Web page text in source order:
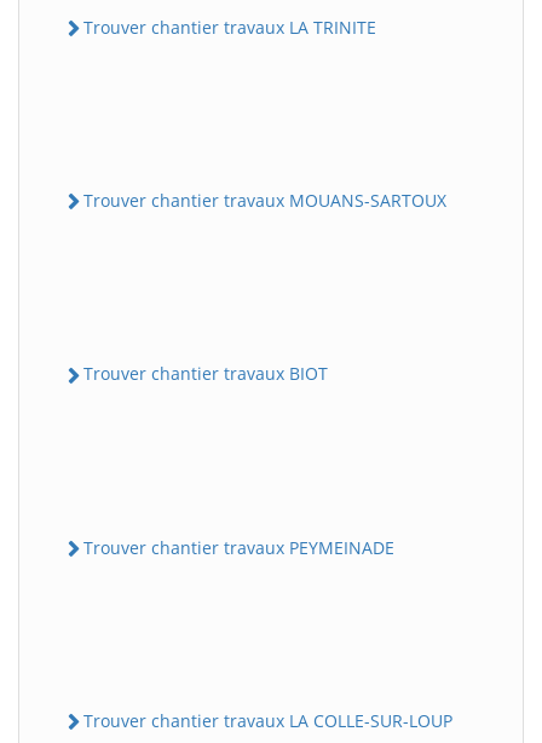
Trouver chantier travaux LA TRINITE
Trouver chantier travaux MOUANS-SARTOUX
Trouver chantier travaux BIOT
Trouver chantier travaux PEYMEINADE
Trouver chantier travaux LA COLLE-SUR-LOUP